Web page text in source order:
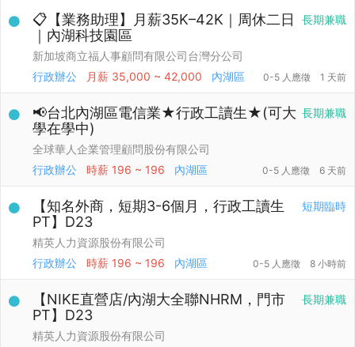
長期兼職
📋【業務助理】月薪35K–42K｜周休二日
｜內湖科技園區
新加坡商立福人事顧問有限公司台灣分公司
行政辦公
月薪 35,000 ~ 42,000 內湖區 0-5 人應徵 1 天前
長期兼職
📢台北內湖區電信業★行政工讀生★(可大
學在學中)
全球華人企業管理顧問股份有限公司
行政辦公
時薪 196 ~ 196 內湖區 0-5 人應徵 6 天前
短期臨時
【知名外商，短期3-6個月，行政工讀生
PT】D23
精英人力資源股份有限公司
行政辦公
時薪 196 ~ 196 內湖區 0-5 人應徵 8 小時前
長期兼職
【NIKE直營店/內湖大全聯NHRM，門市
PT】D23
精英人力資源股份有限公司